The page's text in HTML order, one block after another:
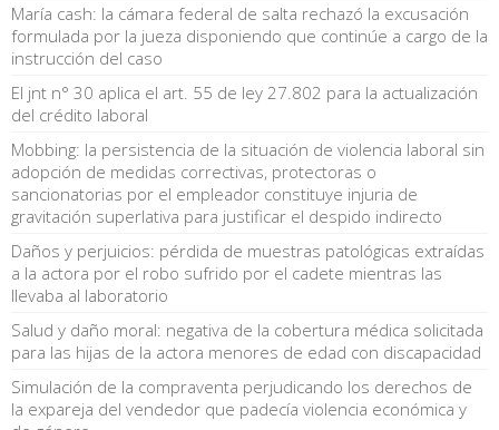
María cash: la cámara federal de salta rechazó la excusación
formulada por la jueza disponiendo que continúe a cargo de la
instrucción del caso
El jnt n° 30 aplica el art. 55 de ley 27.802 para la actualización
del crédito laboral
Mobbing: la persistencia de la situación de violencia laboral sin
adopción de medidas correctivas, protectoras o
sancionatorias por el empleador constituye injuria de
gravitación superlativa para justificar el despido indirecto
Daños y perjuicios: pérdida de muestras patológicas extraídas
a la actora por el robo sufrido por el cadete mientras las
llevaba al laboratorio
Salud y daño moral: negativa de la cobertura médica solicitada
para las hijas de la actora menores de edad con discapacidad
Simulación de la compraventa perjudicando los derechos de
la expareja del vendedor que padecía violencia económica y